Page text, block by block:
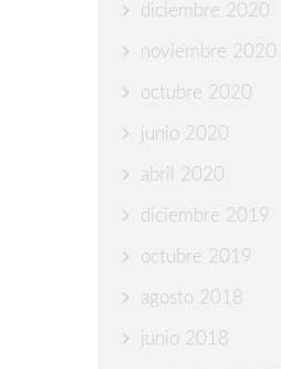
diciembre 2020
noviembre 2020
octubre 2020
junio 2020
abril 2020
diciembre 2019
octubre 2019
agosto 2018
junio 2018